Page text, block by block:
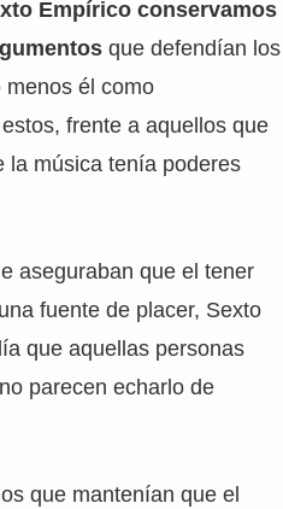
Empírico conservamos
que defendían los
menos él como
frente a aquellos que
la música tenía poderes
aseguraban que el tener
fuente de placer, Sexto
que aquellas personas
parecen echarlo de
que mantenían que el